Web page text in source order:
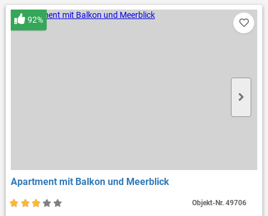
Apartment mit Balkon und Meerblick
92%
Objekt-Nr.49706